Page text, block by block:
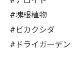
#塊根植物
#ビカクシダ
#ドライガーデン